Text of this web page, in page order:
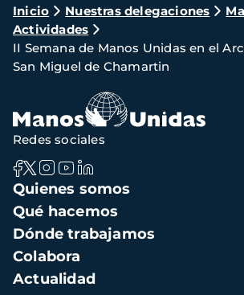
Ruta
de
navegación
Inicio Nuestras delegaciones
Actividades
II Semana de Manos Unidas en el
San Miguel de Chamartin
Navegación
principal
Quienes somos
Qué hacemos
Dónde trabajamos
Colabora
Actualidad
Redes sociales